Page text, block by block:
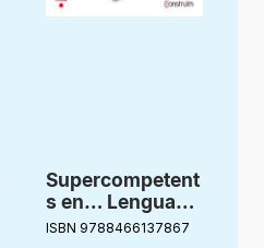
Supercompetent
s en… Lengua
castellana. 2
ISBN 9788466137867